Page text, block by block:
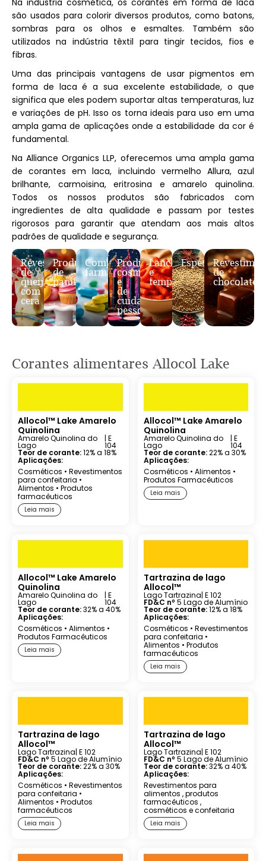
Na indústria cosmética, os corantes em forma de laca
são usados ​​para colorir diversos produtos, como batons,
sombras para os olhos e esmaltes. Também são
utilizados na indústria têxtil para tingir tecidos, fios e
fibras.
Uma das principais vantagens de usar pigmentos em
forma de laca é a sua excelente estabilidade, o que
significa que eles podem suportar altas temperaturas, luz
e variações de pH. Isso os torna ideais para uso em uma
ampla gama de aplicações onde a estabilidade da cor é
fundamental.
Na Alliance Organics LLP, oferecemos uma ampla gama
de corantes em laca, incluindo vermelho Allura, azul
brilhante, carmoisina, eritrosina e amarelo quinolina.
Todos os nossos produtos são fabricados com
ingredientes de alta qualidade e passam por testes
rigorosos para garantir que atendam aos mais altos
padrões de qualidade e segurança.
Revestimento
de
queijo
com
cera
Produtos
de
panificação
Comprimidos
farmacêuticos
Produtos
cosméticos
e
de
cuidados
pessoais
Lanches
e
temperos
Especiarias
de
chocolates
Corantes alimentares Allocol Lake
Allocol™ Lake Amarelo
Quinolina
Amarelo Quinolina do
Lago
| E
104
Teor de corante:12% a 18%
Aplicações:
Cosméticos • Revestimentos
para confeitaria •
Alimentos • Produtos
farmacêuticos
Leia mais
Allocol™ Lake Amarelo
Quinolina
Amarelo Quinolina do
Lago
| E
104
Teor de corante:22% a 30%
Aplicações:
Cosméticos • Alimentos •
Produtos Farmacêuticos
Leia mais
Allocol™ Lake Amarelo
Quinolina
Amarelo Quinolina do
Lago
| E
104
Teor de corante:32% a 40%
Aplicações:
Cosméticos • Alimentos •
Produtos Farmacêuticos
Leia mais
Tartrazina de lago
Allocol™
Lago Tartrazina| E 102
FD&C nº 5 Lago de Alumínio
Teor de corante:12% a 18%
Aplicações:
Cosméticos • Revestimentos
para confeitaria •
Alimentos • Produtos
farmacêuticos
Leia mais
Tartrazina de lago
Allocol™
Lago Tartrazina| E 102
FD&C nº 5 Lago de Alumínio
Teor de corante:22% a 30%
Aplicações:
Cosméticos • Revestimentos
para confeitaria •
Alimentos • Produtos
farmacêuticos
Leia mais
Tartrazina de lago
Allocol™
Lago Tartrazina| E 102
FD&C nº 5 Lago de Alumínio
Teor de corante:32% a 40%
Aplicações:
Revestimentos para
alimentos ,produtos
farmacêuticos ,
cosméticos e confeitaria
Leia mais